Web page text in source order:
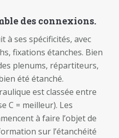
des connexions.
à ses spécificités, avec
fixations étanches. Bien
plenums, répartiteurs,
été étanché.
est classée entre
C = meilleur). Les
à faire l’objet de
sur l’étanchéité